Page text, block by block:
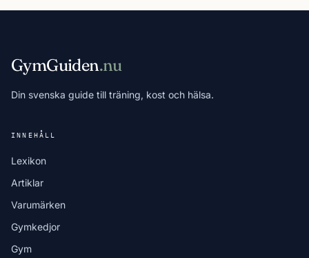
GymGuiden.nu
Din svenska guide till träning, kost och hälsa.
INNEHÅLL
Lexikon
Artiklar
Varumärken
Gymkedjor
Gym